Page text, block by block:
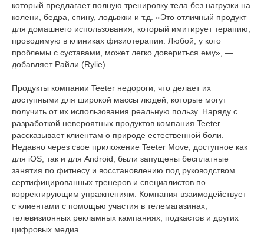
который предлагает полную тренировку тела без нагрузки на
колени, бедра, спину, лодыжки и т.д. «Это отличный продукт
для домашнего использования, который имитирует терапию,
проводимую в клиниках физиотерапии. Любой, у кого
проблемы с суставами, может легко довериться ему», —
добавляет Райли (Rylie).
Продукты компании Teeter недороги, что делает их
доступными для широкой массы людей, которые могут
получить от их использования реальную пользу. Наряду с
разработкой невероятных продуктов компания Teeter
рассказывает клиентам о природе естественной боли.
Недавно через свое приложение Teeter Move, доступное как
для iOS, так и для Android, были запущены бесплатные
занятия по фитнесу и восстановлению под руководством
сертифицированных тренеров и специалистов по
корректирующим упражнениям. Компания взаимодействует
с клиентами с помощью участия в телемагазинах,
телевизионных рекламных кампаниях, подкастов и других
цифровых медиа.